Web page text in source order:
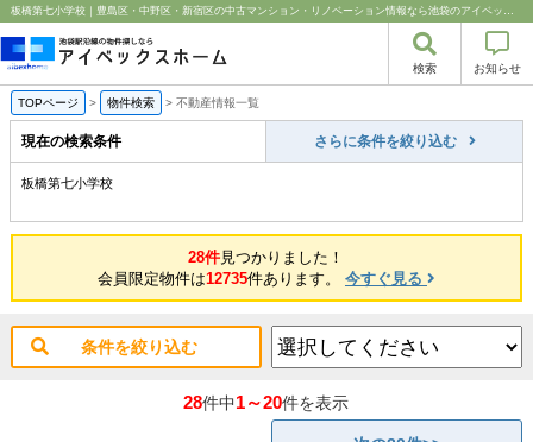
板橋第七小学校｜豊島区・中野区・新宿区の中古マンション・リノベーション情報なら池袋のアイベックスホーム！
検索 お知らせ
TOPページ > 物件検索 > 不動産情報一覧
現在の検索条件 さらに条件を絞り込む
板橋第七小学校
28件見つかりました！
会員限定物件は12735件あります。 今すぐ見る
条件を絞り込む
28件中1～20件を表示